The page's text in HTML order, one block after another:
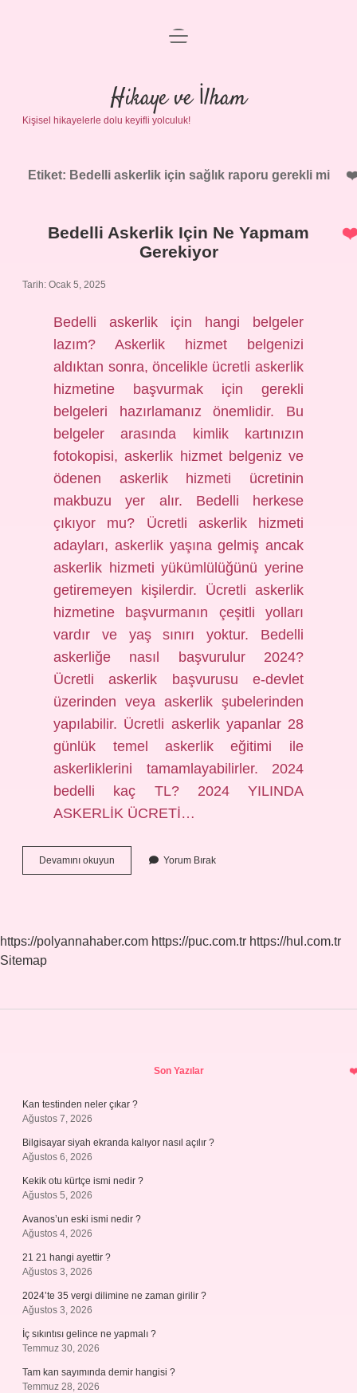
Anasayfa
Gizlilik Politikası
Yasal Uyarı
menüyü
Hikaye ve İlham
Kişisel hikayelerle dolu keyifli yolculuk!
Etiket: Bedelli askerlik için sağlık raporu gerekli mi
Bedelli Askerlik Için Ne Yapmam
Gerekiyor
Tarih: Ocak 5, 2025
Bedelli askerlik için hangi belgeler
lazım? Askerlik hizmet belgenizi
aldıktan sonra, öncelikle ücretli askerlik
hizmetine başvurmak için gerekli
belgeleri hazırlamanız önemlidir. Bu
belgeler arasında kimlik kartınızın
fotokopisi, askerlik hizmet belgeniz ve
ödenen askerlik hizmeti ücretinin
makbuzu yer alır. Bedelli herkese
çıkıyor mu? Ücretli askerlik hizmeti
adayları, askerlik yaşına gelmiş ancak
askerlik hizmeti yükümlülüğünü yerine
getiremeyen kişilerdir. Ücretli askerlik
hizmetine başvurmanın çeşitli yolları
vardır ve yaş sınırı yoktur. Bedelli
askerliğe nasıl başvurulur 2024?
Ücretli askerlik başvurusu e-devlet
üzerinden veya askerlik şubelerinden
yapılabilir. Ücretli askerlik yapanlar 28
günlük temel askerlik eğitimi ile
askerliklerini tamamlayabilirler. 2024
bedelli kaç TL? 2024 YILINDA
ASKERLİK ÜCRETİ…
Devamını okuyun
Askerlik
Yorum Bırak
https://polyannahaber.com https://puc.com.tr https://hul.com.tr
Sitemap
Son Yazılar
Kan testinden neler çıkar ?
Ağustos 7, 2026
Bilgisayar siyah ekranda kalıyor nasıl açılır ?
Ağustos 6, 2026
Kekik otu kürtçe ismi nedir ?
Ağustos 5, 2026
Avanos’un eski ismi nedir ?
Ağustos 4, 2026
21 21 hangi ayettir ?
Ağustos 3, 2026
2024’te 35 vergi dilimine ne zaman girilir ?
Ağustos 3, 2026
İç sıkıntısı gelince ne yapmalı ?
Temmuz 30, 2026
Tam kan sayımında demir hangisi ?
Temmuz 28, 2026